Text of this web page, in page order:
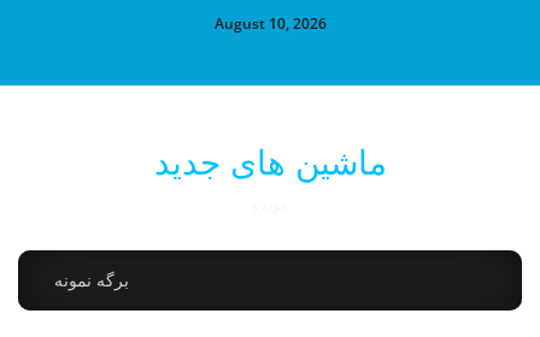
August 10, 2026
ماشین های جدید
برگه نمونه